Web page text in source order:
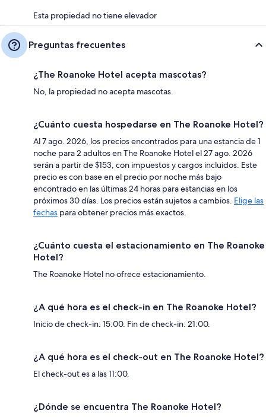
Esta propiedad no tiene elevador
Preguntas frecuentes
¿The Roanoke Hotel acepta mascotas?
No, la propiedad no acepta mascotas.
¿Cuánto cuesta hospedarse en The Roanoke Hotel?
Al 7 ago. 2026, los precios encontrados para una estancia de 1
noche para 2 adultos en The Roanoke Hotel el 27 ago. 2026
serán a partir de $153, con impuestos y cargos incluidos. Este
precio es con base en el precio por noche más bajo
encontrado en las últimas 24 horas para estancias en los
próximos 30 días. Los precios están sujetos a cambios. Elige las
fechas para obtener precios más exactos.
¿Cuánto cuesta el estacionamiento en The Roanoke
Hotel?
The Roanoke Hotel no ofrece estacionamiento.
¿A qué hora es el check-in en The Roanoke Hotel?
Inicio de check-in: 15:00. Fin de check-in: 21:00.
¿A qué hora es el check-out en The Roanoke Hotel?
El check-out es a las 11:00.
¿Dónde se encuentra The Roanoke Hotel?